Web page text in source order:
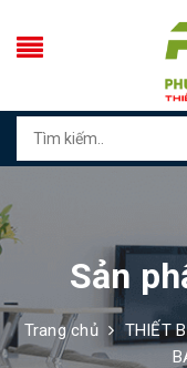
Sản
Trang chủ THIẾT